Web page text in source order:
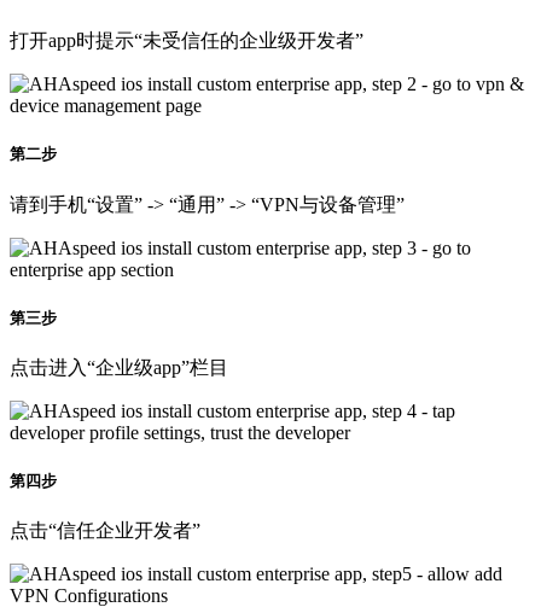
打开app时提示“未受信任的企业级开发者”
第二步
请到手机“设置” -> “通用” -> “VPN与设备管理”
第三步
点击进入“企业级app”栏目
第四步
点击“信任企业开发者”